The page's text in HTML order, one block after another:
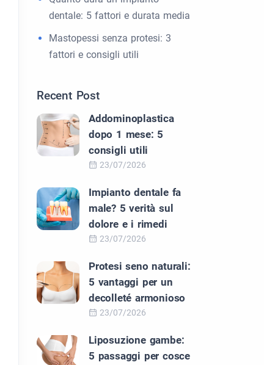
dentale: 5 fattori e durata media
Mastopessi senza protesi: 3
fattori e consigli utili
Recent Post
Addominoplastica
dopo 1 mese: 5
consigli utili
23/07/2026
Impianto dentale fa
male? 5 verità sul
dolore e i rimedi
23/07/2026
Protesi seno naturali:
5 vantaggi per un
decolleté armonioso
23/07/2026
Liposuzione gambe:
5 passaggi per cosce